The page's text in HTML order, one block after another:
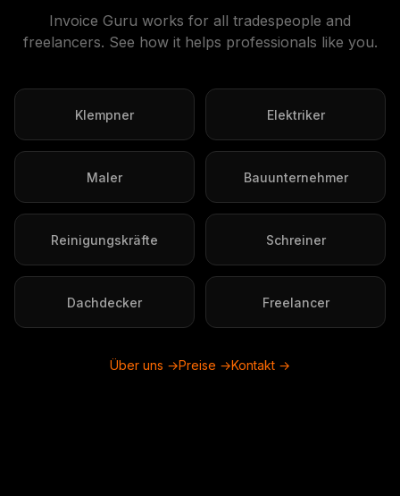
Invoice Guru works for all tradespeople and
freelancers. See how it helps professionals like you.
Klempner Elektriker
Maler Bauunternehmer
Reinigungskräfte Schreiner
Dachdecker Freelancer
Über uns →Preise →Kontakt →